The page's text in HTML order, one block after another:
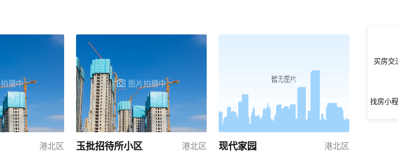
港北区 玉批招待所小区 港北区 现代家园 港北区
买房交
找房小